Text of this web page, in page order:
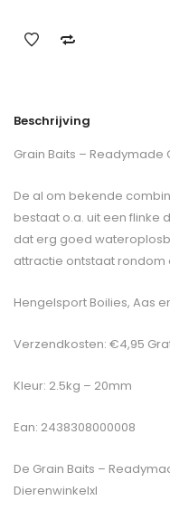
Beschrijving
Grain Baits – Readymade
De al om bekende
bestaat o.a. uit een flinke
dat erg goed
attractie ontstaat
Hengelsport Boilies, Aas
Verzendkosten: €4,95
Kleur: 2.5kg – 20mm
Ean: 2438308000008
De Grain Baits –
Dierenwinkelxl